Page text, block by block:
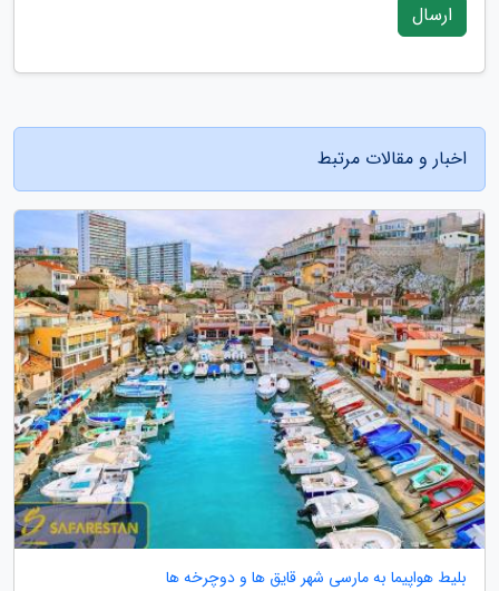
ارسال
اخبار و مقالات مرتبط
بلیط هواپیما به مارسی شهر قایق ها و دوچرخه ها